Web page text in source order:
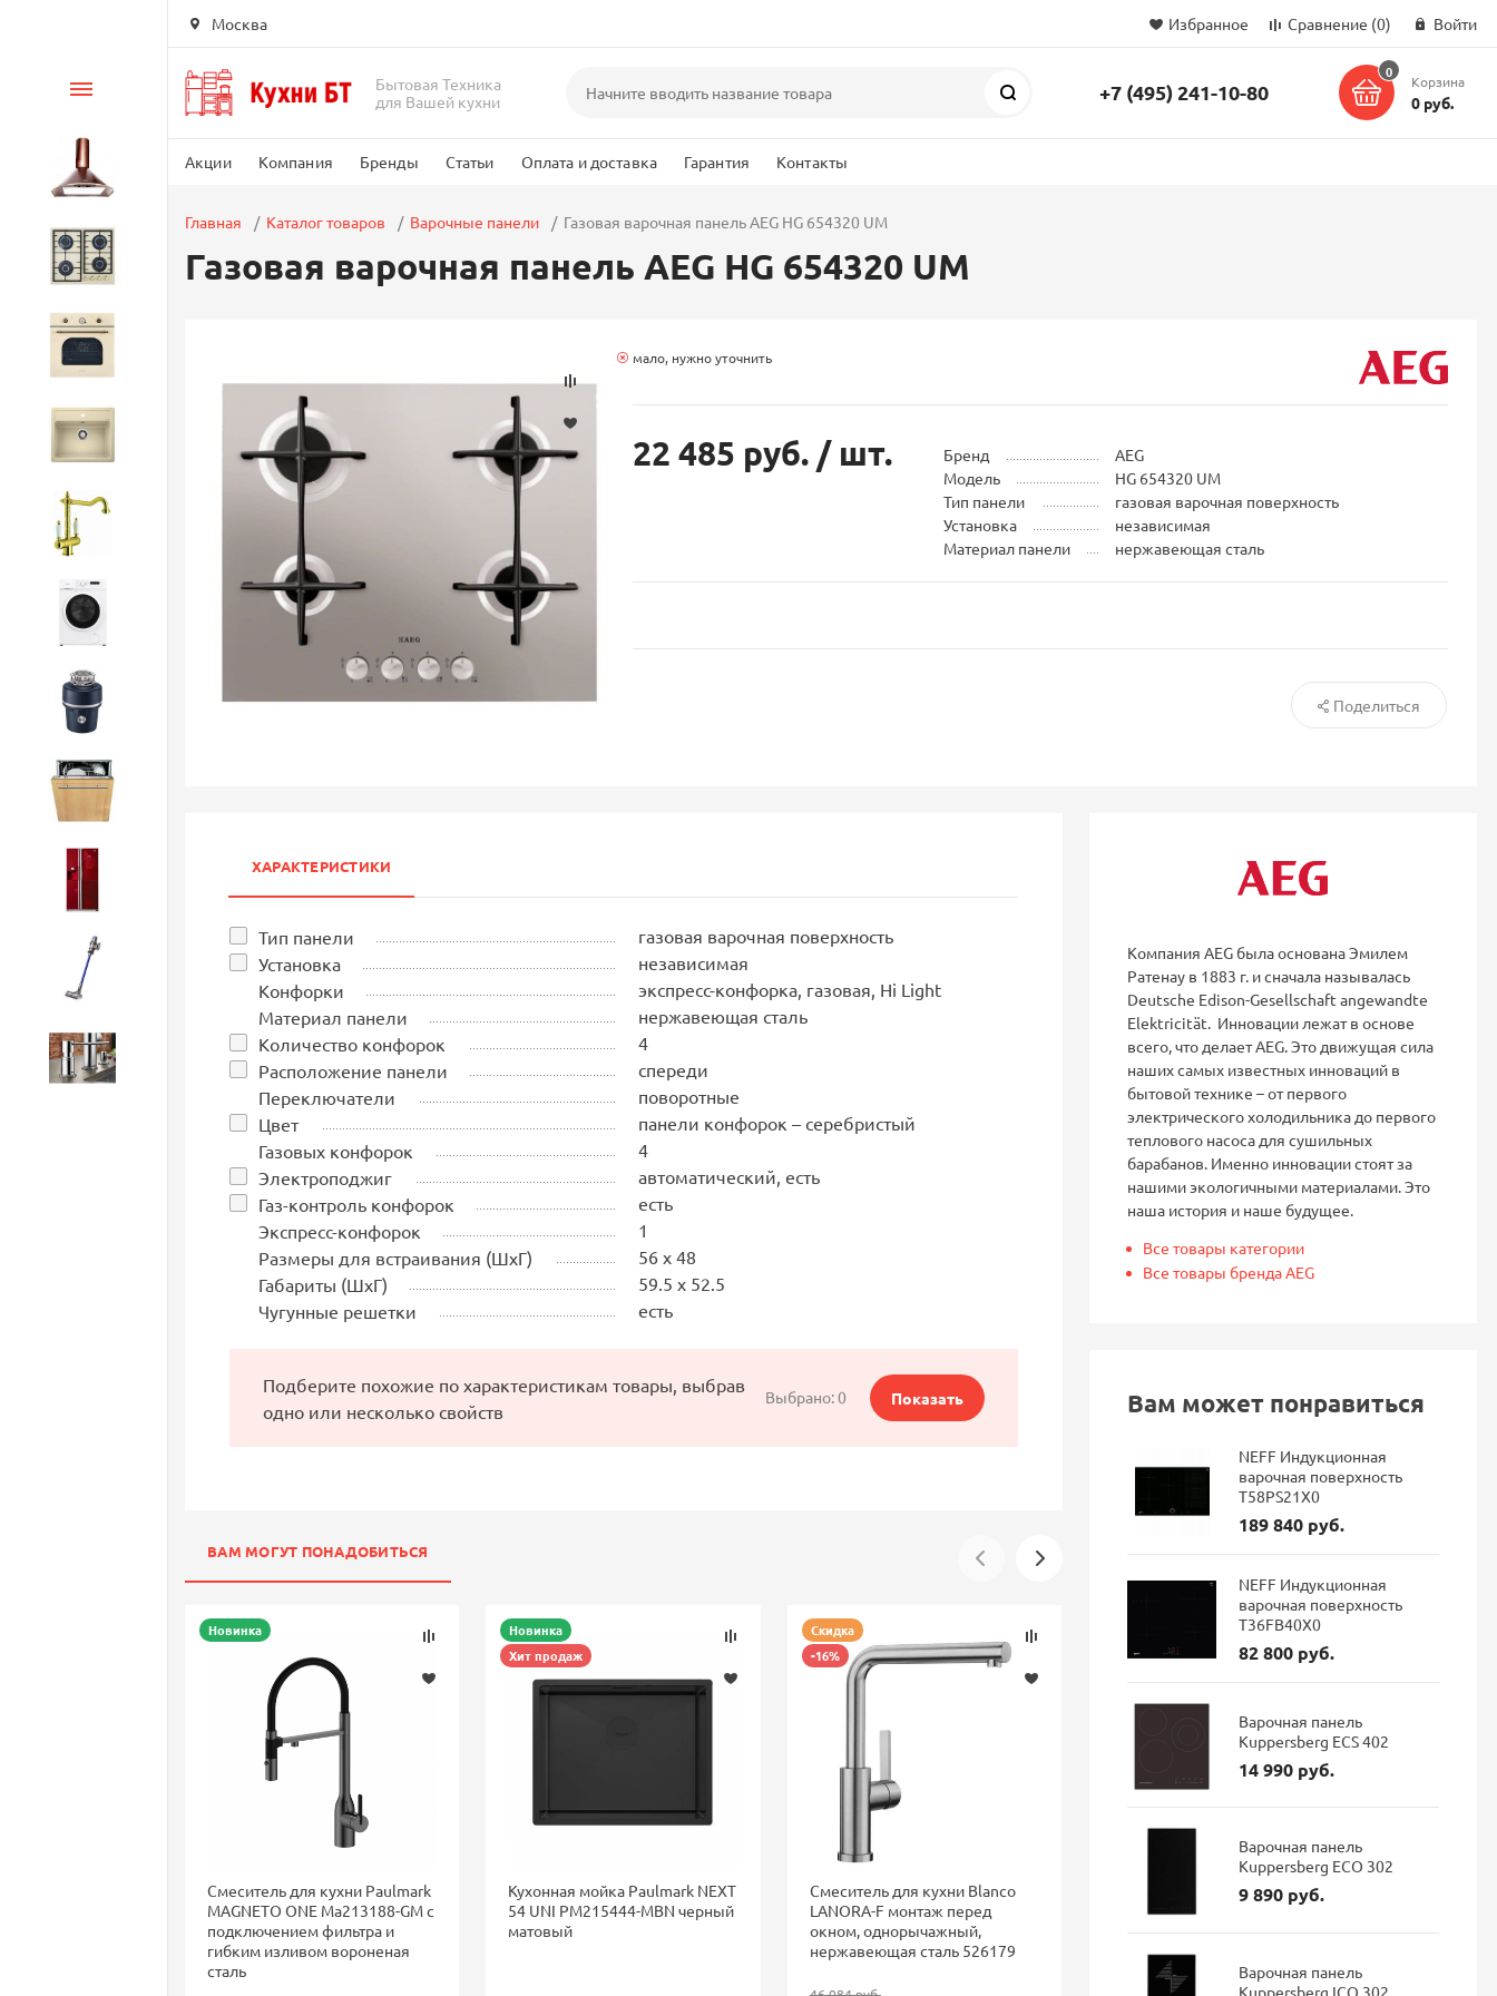
Москва Избранное Сравнение (0) Войти
Бытовая Техника
для Вашей кухни
Поиск +7 (495) 241-10-80
0
Корзина
0 руб.
Акции Компания Бренды Статьи Оплата и доставка Гарантия Контакты
Каталог
Вытяжки
Варочные панели
Кухонные мойки
Стиральные машины
Измельчители
Бытовая техника
Аксессуары
Главная Каталог товаров Варочные панели Газовая варочная панель AEG HG 654320 UM
Газовая варочная панель AEG HG 654320 UM
мало, нужно уточнить
22 485 руб. / шт. Бренд
AEG
Модель
HG 654320 UM
Тип панели
газовая варочная поверхность
Установка
независимая
Материал панели
нержавеющая сталь
Поделиться
ХАРАКТЕРИСТИКИ
Тип панели
газовая варочная поверхность
Установка
независимая
Конфорки
экспресс-конфорка, газовая, Hi Light
Материал панели
нержавеющая сталь
Количество конфорок
4
Расположение панели
спереди
Переключатели
поворотные
Цвет
панели конфорок – серебристый
Газовых конфорок
4
Электроподжиг
автоматический, есть
Газ-контроль конфорок
есть
Экспресс-конфорок
1
Размеры для встраивания (ШхГ)
56 x 48
Габариты (ШхГ)
59.5 x 52.5
Чугунные решетки
есть
Подберите похожие по характеристикам товары, выбрав
одно или несколько свойств
Выбрано:0 Показать
ВАМ МОГУТ ПОНАДОБИТЬСЯ
Новинка
Смеситель для кухни Paulmark
MAGNETO ONE Ma213188-GM с
подключением фильтра и
гибким изливом вороненая
сталь
Новинка
Хит продаж
Кухонная мойка Paulmark NEXT
54 UNI PM215444-MBN черный
матовый
Скидка
-16%
Смеситель для кухни Blanco
LANORA-F монтаж перед
окном, однорычажный,
нержавеющая сталь 526179
-16%
Смеситель для кухни Blanco
FONTAS II с подключением
фильтра Dark steel 527737
Компания AEG была основана Эмилем
Ратенау в 1883 г. и сначала называлась
Deutsche Edison-Gesellschaft angewandte
Elektricität. Инновации лежат в основе
всего, что делает AEG. Это движущая сила
наших самых известных инноваций в
бытовой технике – от первого
электрического холодильника до первого
теплового насоса для сушильных
барабанов. Именно инновации стоят за
нашими экологичными материалами. Это
наша история и наше будущее.
Все товары категории
Все товары бренда AEG
Вам может понравиться
NEFF Индукционная
варочная поверхность
T58PS21X0
189 840 руб.
NEFF Индукционная
варочная поверхность
T36FB40X0
82 800 руб.
Варочная панель
Kuppersberg ECS 402
14 990 руб.
Варочная панель
Kuppersberg ECO 302
9 890 руб.
Варочная панель
Kuppersberg ICO 302